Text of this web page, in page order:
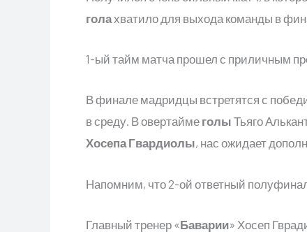
голахватило для выхода команды в
1-ый тайм матча прошел с приличным
В финале мадридцы встретятся с
в среду. В овертайме голы Тьяго
Хосепа Гвардиолы, нас ожидает
Напомним, что 2-ой ответный
Главный тренер «Баварии» Хосеп